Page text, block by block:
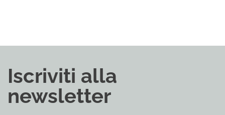
Iscriviti alla
newsletter